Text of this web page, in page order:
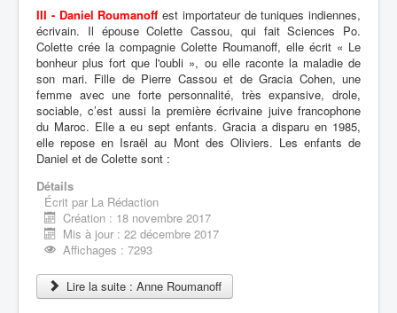
III - Daniel Roumanoff est importateur de tuniques indiennes,
écrivain. Il épouse Colette Cassou, qui fait Sciences Po.
Colette crée la compagnie Colette Roumanoff, elle écrit « Le
bonheur plus fort que l'oubli », ou elle raconte la maladie de
son mari. Fille de Pierre Cassou et de Gracia Cohen, une
femme avec une forte personnalité, très expansive, drole,
sociable, c’est aussi la première écrivaine juive francophone
du Maroc. Elle a eu sept enfants. Gracia a disparu en 1985,
elle repose en Israël au Mont des Oliviers. Les enfants de
Daniel et de Colette sont :
Détails
Écrit par La Rédaction
Création : 18 novembre 2017
Mis à jour : 22 décembre 2017
Affichages : 7293
Lire la suite : Anne Roumanoff